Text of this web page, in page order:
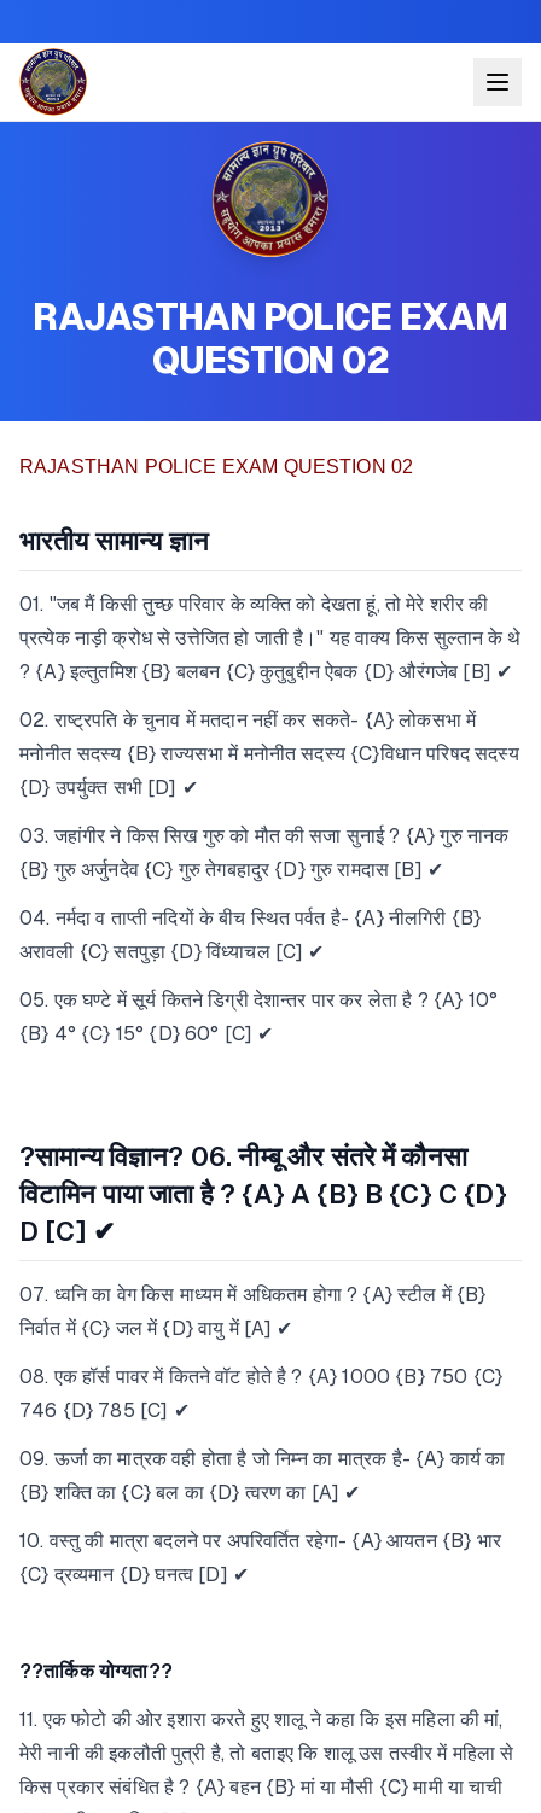
RAJASTHAN POLICE EXAM
QUESTION 02
RAJASTHAN POLICE EXAM QUESTION 02
भारतीय सामान्य ज्ञान
01. "जब मैं किसी तुच्छ परिवार के व्यक्ति को देखता हूं, तो मेरे शरीर की
प्रत्येक नाड़ी क्रोध से उत्तेजित हो जाती है।" यह वाक्य किस सुल्तान के थे
? {A} इल्तुतमिश {B} बलबन {C} कुतुबुद्दीन ऐबक {D} औरंगजेब [B] ✔
02. राष्ट्रपति के चुनाव में मतदान नहीं कर सकते- {A} लोकसभा में
मनोनीत सदस्य {B} राज्यसभा में मनोनीत सदस्य {C}विधान परिषद सदस्य
{D} उपर्युक्त सभी [D] ✔
03. जहांगीर ने किस सिख गुरु को मौत की सजा सुनाई ? {A} गुरु नानक
{B} गुरु अर्जुनदेव {C} गुरु तेगबहादुर {D} गुरु रामदास [B] ✔
04. नर्मदा व ताप्ती नदियों के बीच स्थित पर्वत है- {A} नीलगिरी {B}
अरावली {C} सतपुड़ा {D} विंध्याचल [C] ✔
05. एक घण्टे में सूर्य कितने डिग्री देशान्तर पार कर लेता है ? {A} 10°
{B} 4° {C} 15° {D} 60° [C] ✔
?सामान्य विज्ञान? 06. नीम्बू और संतरे में कौनसा
विटामिन पाया जाता है ? {A} A {B} B {C} C {D}
D [C] ✔
07. ध्वनि का वेग किस माध्यम में अधिकतम होगा ? {A} स्टील में {B}
निर्वात में {C} जल में {D} वायु में [A] ✔
08. एक हॉर्स पावर में कितने वॉट होते है ? {A} 1000 {B} 750 {C}
746 {D} 785 [C] ✔
09. ऊर्जा का मात्रक वही होता है जो निम्न का मात्रक है- {A} कार्य का
{B} शक्ति का {C} बल का {D} त्वरण का [A] ✔
10. वस्तु की मात्रा बदलने पर अपरिवर्तित रहेगा- {A} आयतन {B} भार
{C} द्रव्यमान {D} घनत्व [D] ✔
??तार्किक योग्यता??
11. एक फोटो की ओर इशारा करते हुए शालू ने कहा कि इस महिला की मां,
मेरी नानी की इकलौती पुत्री है, तो बताइए कि शालू उस तस्वीर में महिला से
किस प्रकार संबंधित है ? {A} बहन {B} मां या मौसी {C} मामी या चाची